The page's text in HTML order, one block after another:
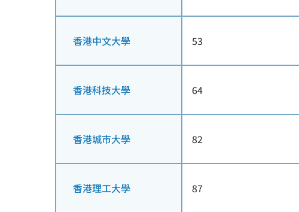
香港中文大學 53
香港科技大學 64
香港城市大學 82
香港理工大學 87